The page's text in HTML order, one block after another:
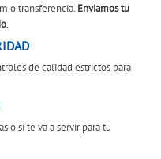
o transferencia. Enviamos tu
.
de calidad estrictos para
o si te va a servir para tu